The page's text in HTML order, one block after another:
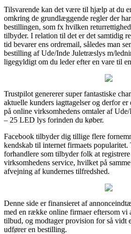
Tilsvarende kan det være til hjælp at du
omkring de grundlæggende regler der
bestillingen, som fx hvilken
tilbyder. I relation til det er det samtidig
tid bevarer ens ordremail, således man
bestilling af Ude/Inde Juletræslys m/
ligegyldigt om du leder efter en vare til
Trustpilot genererer super fantastiske
aktuelle kunders iagttagelser og derfor
på online virksomhedens omtaler af
– 25 LED lys forinden du køber.
Facebook tilbyder dig tillige flere
kendskab til internet firmaets
forhandlere som tilbyder folk at
virksomhedens service, hvilket på
afvejning af kundernes tilfredshed.
Denne side er finansieret af
med en række online firmaer eftersom vi
tilbud, og modtager provision for så vidt
udfører en bestilling.